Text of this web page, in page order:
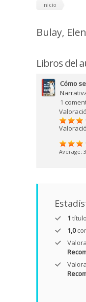
Inicio
Bulay,
Libros del
Cómo
1
Average: 3
1
1,0